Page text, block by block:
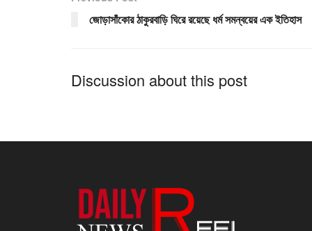
জোড়াসাঁকোর ঠাকুরবাড়ি ঘিরে রয়েছে ধর্ম সমন্বয়ের এক ইতিহাস
Discussion about this post